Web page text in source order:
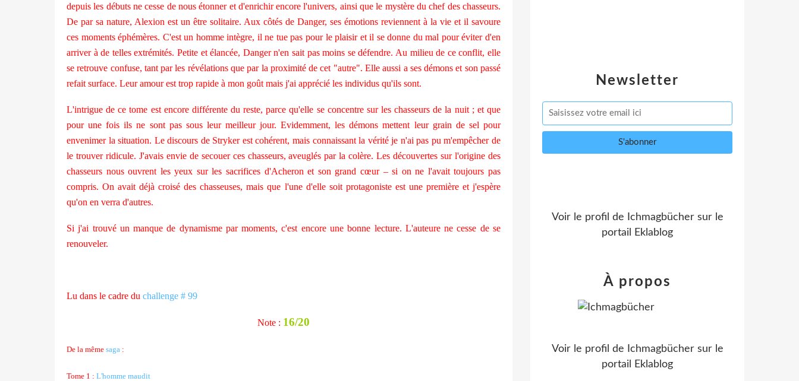
depuis les débuts ne cesse de nous étonner et d'enrichir encore l'univers, ainsi que le mystère du chef des chasseurs.
De par sa nature, Alexion est un être solitaire. Aux côtés de Danger, ses émotions reviennent à la vie et il savoure
ces moments éphémères. C'est un homme intègre, il ne tue pas pour le plaisir et il se donne du mal pour éviter d'en
arriver à de telles extrémités. Petite et élancée, Danger n'en sait pas moins se défendre. Au milieu de ce conflit, elle
se retrouve confuse, tant par les révélations que par la proximité de cet "autre". Elle aussi a ses démons et son passé
refait surface. Leur amour est trop rapide à mon goût mais j'ai apprécié les individus qu'ils sont.
L'intrigue de ce tome est encore différente du reste, parce qu'elle se concentre sur les chasseurs de la nuit ; et que
pour une fois ils ne sont pas sous leur meilleur jour. Evidemment, les démons mettent leur grain de sel pour
envenimer la situation. Le discours de Stryker est cohérent, mais connaissant la vérité je n'ai pas pu m'empêcher de
le trouver ridicule. J'avais envie de secouer ces chasseurs, aveuglés par la colère. Les découvertes sur l'origine des
chasseurs nous ouvrent les yeux sur les sacrifices d'Acheron et son grand cœur – si on ne l'avait toujours pas
compris. On avait déjà croisé des chasseuses, mais que l'une d'elle soit protagoniste est une première et j'espère
qu'on en verra d'autres.
Si j'ai trouvé un manque de dynamisme par moments, c'est encore une bonne lecture. L'auteure ne cesse de se
renouveler.
Lu dans le cadre du challenge # 99
Note : 16/20
De la même saga :
Tome 1 : L'homme maudit
Newsletter
Voir le profil de Ichmagbüchersur le
portail Eklablog
À propos
Voir le profil de Ichmagbüchersur le
portail Eklablog